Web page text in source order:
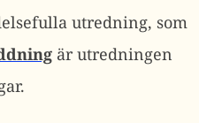
utredning, som
är utredningen